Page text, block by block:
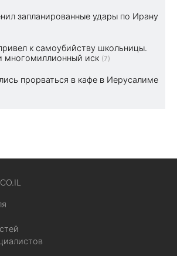
запланированные удары по Ирану
к самоубийству школьницы.
многомиллионный иск (7)
прорваться в кафе в Иерусалиме